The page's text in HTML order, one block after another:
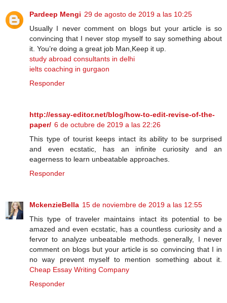
Pardeep Mengi 29 de agosto de 2019 a las 10:25
Usually I never comment on blogs but your article is so
convincing that I never stop myself to say something about
it. You’re doing a great job Man,Keep it up.
study abroad consultants in delhi
ielts coaching in gurgaon
Responder
http://essay-editor.net/blog/how-to-edit-revise-of-the-
paper/ 6 de octubre de 2019 a las 22:26
This type of tourist keeps intact its ability to be surprised
and even ecstatic, has an infinite curiosity and an
eagerness to learn unbeatable approaches.
Responder
MckenzieBella 15 de noviembre de 2019 a las 12:55
This type of traveler maintains intact its potential to be
amazed and even ecstatic, has a countless curiosity and a
fervor to analyze unbeatable methods. generally, I never
comment on blogs but your article is so convincing that I in
no way prevent myself to mention something about it.
Cheap Essay Writing Company
Responder